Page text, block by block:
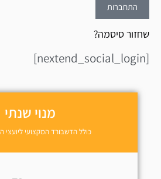
התחברות
שחזור סיסמה?
[nextend_social_login]
מנוי שנתי
כולל הדשבורד המקצועי